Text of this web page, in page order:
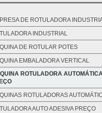
DE ROTULADORA
INDUSTRIAL
DE ROTULAR POTES
EMBALADORA VERTICAL
ROTULADORA
ROTULADORAS
AUTO ADESIVA PREÇO